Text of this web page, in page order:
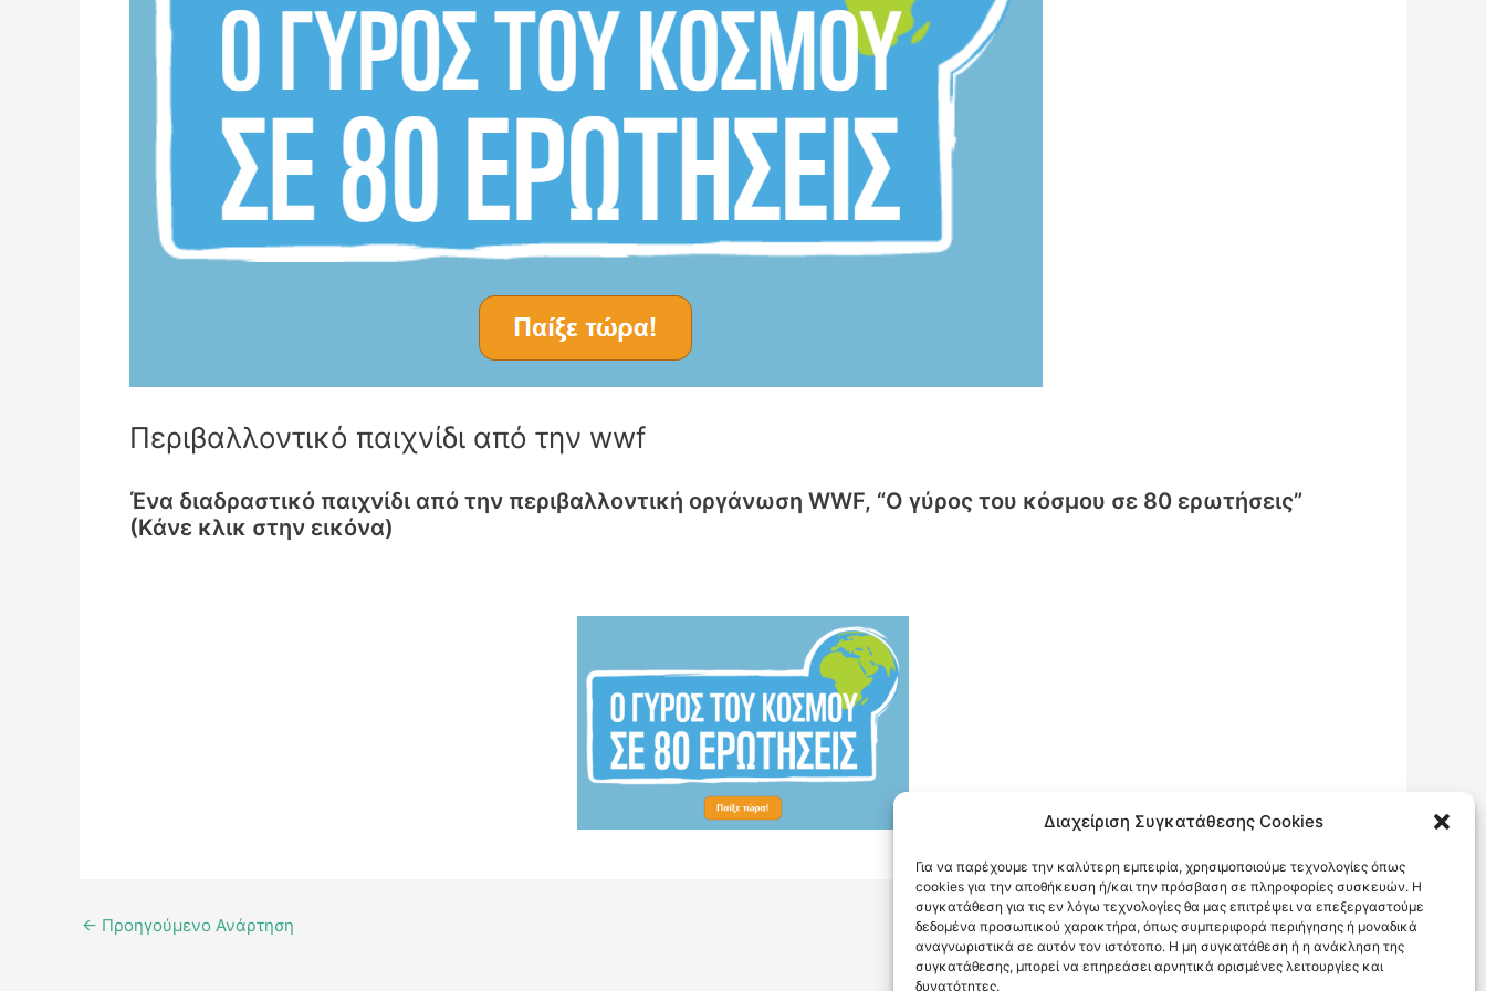
Διαχείριση Συγκατάθεσης Cookies
Για να παρέχουμε την καλύτερη εμπειρία, χρησιμοποιούμε τεχνολογίες όπως
cookies για την αποθήκευση ή/και την πρόσβαση σε πληροφορίες συσκευών. Η
συγκατάθεση για τις εν λόγω τεχνολογίες θα μας επιτρέψει να επεξεργαστούμε
δεδομένα προσωπικού χαρακτήρα, όπως συμπεριφορά περιήγησης ή μοναδικά
αναγνωριστικά σε αυτόν τον ιστότοπο. Η μη συγκατάθεση ή η ανάκληση της
συγκατάθεσης, μπορεί να επηρεάσει αρνητικά ορισμένες λειτουργίες και
δυνατότητες.
Περιβαλλοντικό παιχνίδι από την wwf
Ένα διαδραστικό παιχνίδι από την περιβαλλοντική οργάνωση WWF, “Ο γύρος του κόσμου σε 80 ερωτήσεις”
(Κάνε κλικ στην εικόνα)
← Προηγούμενο Ανάρτηση Επόμενο Ανάρτηση→